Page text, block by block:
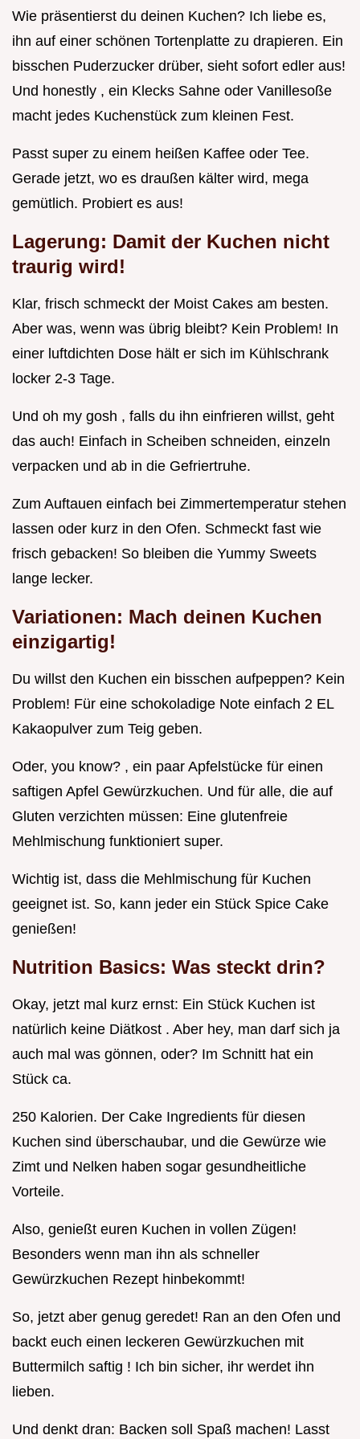
Wie präsentierst du deinen Kuchen? Ich liebe es,
ihn auf einer schönen Tortenplatte zu drapieren. Ein
bisschen Puderzucker drüber, sieht sofort edler aus!
Und honestly , ein Klecks Sahne oder Vanillesoße
macht jedes Kuchenstück zum kleinen Fest.
Passt super zu einem heißen Kaffee oder Tee.
Gerade jetzt, wo es draußen kälter wird, mega
gemütlich. Probiert es aus!
Lagerung: Damit der Kuchen nicht
traurig wird!
Klar, frisch schmeckt der Moist Cakes am besten.
Aber was, wenn was übrig bleibt? Kein Problem! In
einer luftdichten Dose hält er sich im Kühlschrank
locker 2-3 Tage.
Und oh my gosh , falls du ihn einfrieren willst, geht
das auch! Einfach in Scheiben schneiden, einzeln
verpacken und ab in die Gefriertruhe.
Zum Auftauen einfach bei Zimmertemperatur stehen
lassen oder kurz in den Ofen. Schmeckt fast wie
frisch gebacken! So bleiben die Yummy Sweets
lange lecker.
Variationen: Mach deinen Kuchen
einzigartig!
Du willst den Kuchen ein bisschen aufpeppen? Kein
Problem! Für eine schokoladige Note einfach 2 EL
Kakaopulver zum Teig geben.
Oder, you know? , ein paar Apfelstücke für einen
saftigen Apfel Gewürzkuchen. Und für alle, die auf
Gluten verzichten müssen: Eine glutenfreie
Mehlmischung funktioniert super.
Wichtig ist, dass die Mehlmischung für Kuchen
geeignet ist. So, kann jeder ein Stück Spice Cake
genießen!
Nutrition Basics: Was steckt drin?
Okay, jetzt mal kurz ernst: Ein Stück Kuchen ist
natürlich keine Diätkost . Aber hey, man darf sich ja
auch mal was gönnen, oder? Im Schnitt hat ein
Stück ca.
250 Kalorien. Der Cake Ingredients für diesen
Kuchen sind überschaubar, und die Gewürze wie
Zimt und Nelken haben sogar gesundheitliche
Vorteile.
Also, genießt euren Kuchen in vollen Zügen!
Besonders wenn man ihn als schneller
Gewürzkuchen Rezept hinbekommt!
So, jetzt aber genug geredet! Ran an den Ofen und
backt euch einen leckeren Gewürzkuchen mit
Buttermilch saftig ! Ich bin sicher, ihr werdet ihn
lieben.
Und denkt dran: Backen soll Spaß machen! Lasst